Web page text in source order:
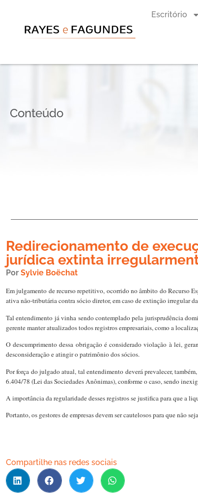
Escritório
Conteúdo
Redirecionamento de
jurídica extinta
Por Sylvie Boëchat
Em julgamento de recurso repetitivo, ocorrido no âmbito do Recurso
ativa não-tributária contra sócio diretor, em caso de extinção irregular
Tal entendimento já vinha sendo contemplado pela jurisprudência
gerente manter atualizados todos registros empresariais, como a
O descumprimento dessa obrigação é considerado violação à lei,
desconsideração e atingir o patrimônio dos sócios.
Por força do julgado atual, tal entendimento deverá prevalecer,
6.404/78 (Lei das Sociedades Anônimas), conforme o caso, sendo
A importância da regularidade desses registros se justifica para que a
Portanto, os gestores de empresas devem ser cautelosos para que não
Compartilhe nas redes sociais